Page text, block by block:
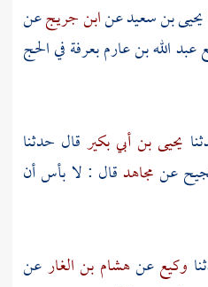
يحيى بن سعيدعنابن جريجعن
عبد الله بن عارمبعرفةفي الحج
يحيى بن أبي بكير قال حدثنا
عنمجاهدقال : لا بأس أن
وكيععنهشام بن الغارعن